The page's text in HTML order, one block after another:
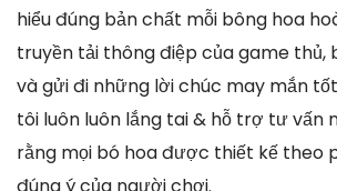
hiểu đúng bản chất mỗi bông hoa
truyền tải thông điệp của game thủ,
và gửi đi những lời chúc may mắn
tôi luôn luôn lắng tai & hỗ trợ tư vấn
rằng mọi bó hoa được thiết kế theo
đúng ý của người chơi.